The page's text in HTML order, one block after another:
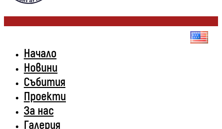
Начало
Новини
Събития
Проекти
За нас
Галерия